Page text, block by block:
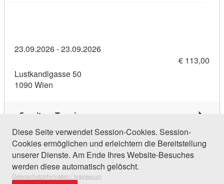
23.09.2026 - 23.09.2026
€ 113,00
Lustkandlgasse 50
1090 Wien
5 weitere Termine
159 Einträge gefunden (1 von 8)
Diese Seite verwendet Session-Cookies. Session-
Cookies ermöglichen und erleichtern die Bereitstellung
unserer Dienste. Am Ende Ihres Website-Besuches
werden diese automatisch gelöscht.
Datenschutzinformation / Impressum